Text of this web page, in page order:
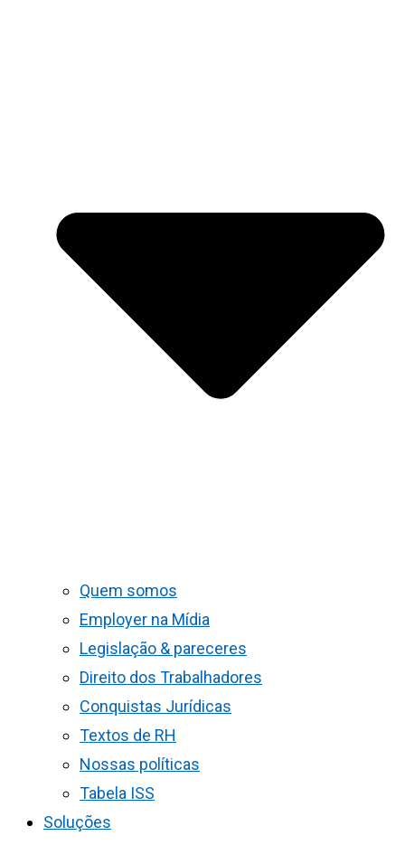
Quem somos
Employer na Mídia
Legislação & pareceres
Direito dos Trabalhadores
Conquistas Jurídicas
Textos de RH
Nossas políticas
Tabela ISS
Soluções